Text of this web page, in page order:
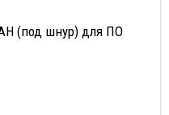
(под шнур) для ПО